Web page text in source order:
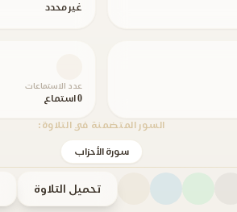
غير محدد
عدد الاستماعات
0 استماع
السور المتضمنة في التلاوة:
سورة الأحزاب
تحميل التلاوة